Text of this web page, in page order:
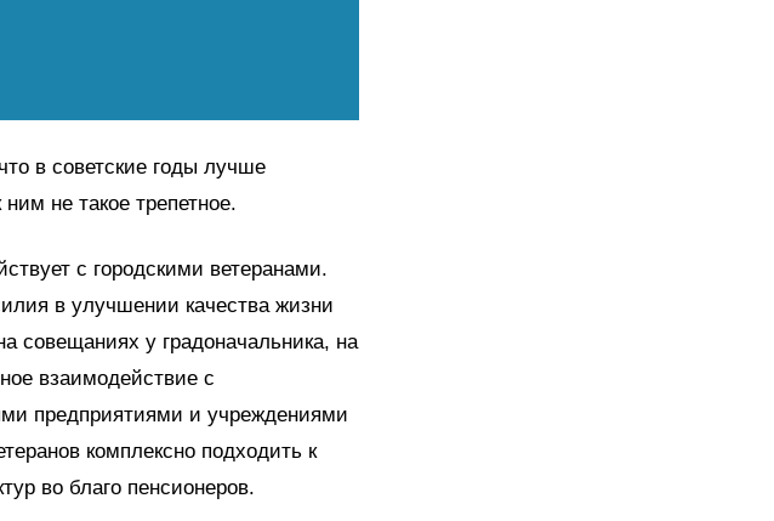
в советские годы лучше
не такое трепетное.
с городскими ветеранами.
в улучшении качества жизни
совещаниях у градоначальника, на
взаимодействие с
предприятиями и учреждениями
комплексно подходить к
во благо пенсионеров.